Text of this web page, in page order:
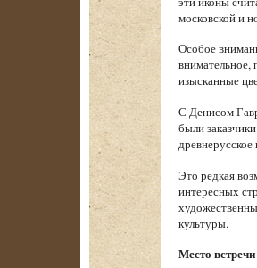
московской и
Особое
внимательное,
изысканные
С Денисом
были
древнерусское
Это редкая
интересных
культуры.
Место